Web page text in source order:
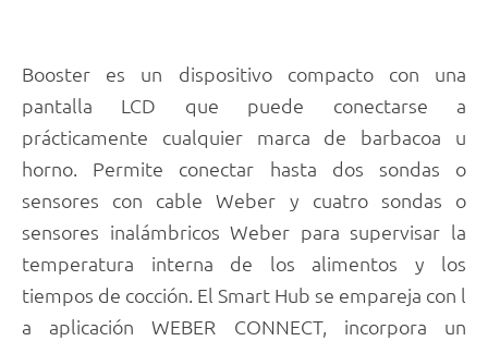
Booster es un dispositivo compacto con una
pantalla LCD que puede conectarse a
prácticamente cualquier marca de barbacoa u
horno. Permite conectar hasta dos sondas o
sensores con cable Weber y cuatro sondas o
sensores inalámbricos Weber para supervisar la
temperatura interna de los alimentos y los
tiempos de cocción. El Smart Hub se empareja con l
a aplicación WEBER CONNECT, incorpora un